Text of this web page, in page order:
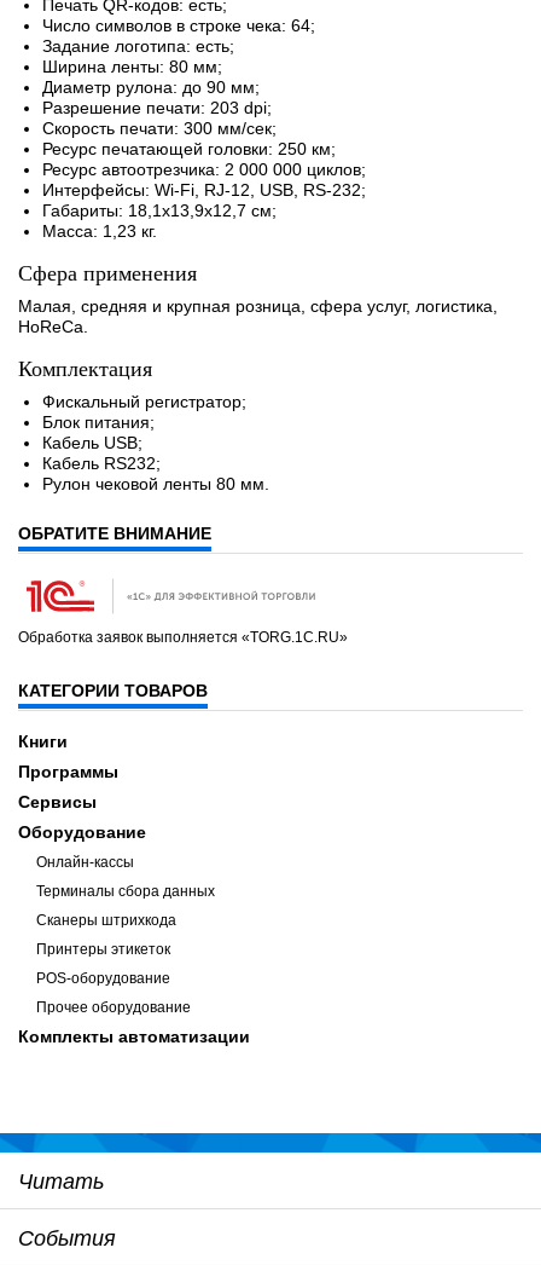
Печать QR-кодов: есть;
Число символов в строке чека: 64;
Задание логотипа: есть;
Ширина ленты: 80 мм;
Диаметр рулона: до 90 мм;
Разрешение печати: 203 dpi;
Скорость печати: 300 мм/сек;
Ресурс печатающей головки: 250 км;
Ресурс автоотрезчика: 2 000 000 циклов;
Интерфейсы: Wi-Fi, RJ-12, USB, RS-232;
Габариты: 18,1x13,9x12,7 см;
Масса: 1,23 кг.
Сфера применения
Малая, средняя и крупная розница, сфера услуг, логистика,
HoReCa.
Комплектация
Фискальный регистратор;
Блок питания;
Кабель USB;
Кабель RS­232;
Рулон чековой ленты 80 мм.
ОБРАТИТЕ ВНИМАНИЕ
Обработка заявок выполняется «TORG.1C.RU»
КАТЕГОРИИ ТОВАРОВ
Книги
Программы
Сервисы
Оборудование
Онлайн-кассы
Терминалы сбора данных
Сканеры штрихкода
Принтеры этикеток
POS-оборудование
Прочее оборудование
Комплекты автоматизации
Читать
События